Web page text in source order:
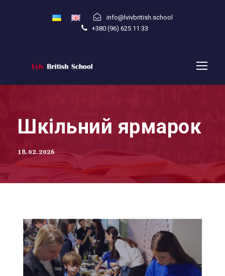
info@lvivbritish.school
+380 (96) 625 11 33
Шкільний ярмарок
18.02.2026